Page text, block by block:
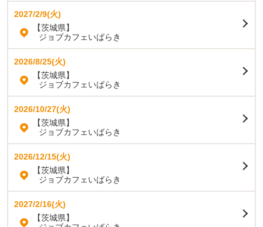
2027/2/9(火)
【茨城県】
ジョブカフェいばらき
2026/8/25(火)
【茨城県】
ジョブカフェいばらき
2026/10/27(火)
【茨城県】
ジョブカフェいばらき
2026/12/15(火)
【茨城県】
ジョブカフェいばらき
2027/2/16(火)
【茨城県】